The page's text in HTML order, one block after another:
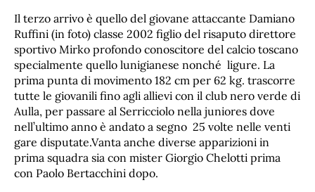
Il terzo arrivo è quello del giovane attaccante Damiano
Ruffini (in foto) classe 2002 figlio del risaputo direttore
sportivo Mirko profondo conoscitore del calcio toscano
specialmente quello lunigianese nonché ligure. La
prima punta di movimento 182 cm per 62 kg. trascorre
tutte le giovanili fino agli allievi con il club nero verde di
Aulla, per passare al Serricciolo nella juniores dove
nell’ultimo anno è andato a segno 25 volte nelle venti
gare disputate.Vanta anche diverse apparizioni in
prima squadra sia con mister Giorgio Chelotti prima
con Paolo Bertacchini dopo.